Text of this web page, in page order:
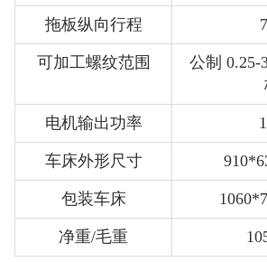
拖板纵向行程
可加工螺纹范围
公制 0.25-
电机输出功率
车床外形尺寸
包装车床
净重/毛重